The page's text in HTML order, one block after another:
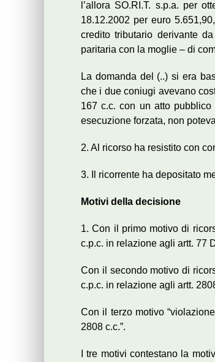
l’allora SO.RI.T. s.p.a. per
18.12.2002 per euro
credito tributario derivante
paritaria con la moglie – di
La domanda del (..) si era
che i due coniugi avevano
167 c.c. con un atto
esecuzione forzata, non
2. Al ricorso ha resistito con
3. Il ricorrente ha depositato
Motivi della decisione
1. Con il primo motivo di
c.p.c. in relazione agli artt. 77
Con il secondo motivo di
c.p.c. in relazione agli artt.
Con il terzo motivo
2808 c.c.”.
I tre motivi contestano la